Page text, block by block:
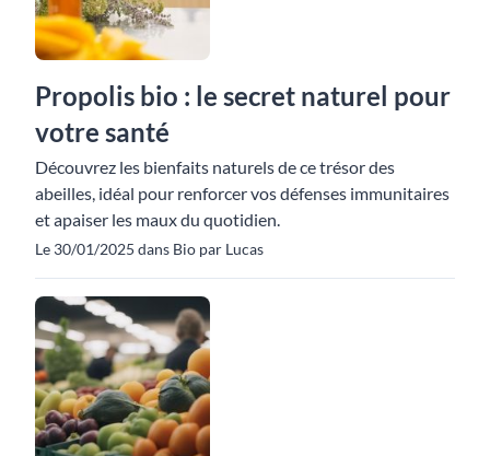
Propolis bio : le secret naturel pour
votre santé
Découvrez les bienfaits naturels de ce trésor des
abeilles, idéal pour renforcer vos défenses immunitaires
et apaiser les maux du quotidien.
Le 30/01/2025 dans Bio par Lucas